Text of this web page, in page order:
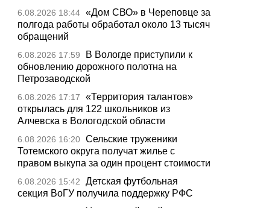
6.08.2026 18:44 «Дом СВО» в Череповце за
полгода работы обработал около 13 тысяч
обращений
6.08.2026 17:59
В Вологде приступили к
обновлению дорожного полотна на
Петрозаводской
6.08.2026 17:17
«Территория талантов»
открылась для 122 школьников из
Алчевска в Вологодской области
6.08.2026 16:20 Сельские труженики
Тотемского округа получат жилье с
правом выкупа за один процент стоимости
6.08.2026 15:42
Детская футбольная
секция ВоГУ получила поддержку РФС